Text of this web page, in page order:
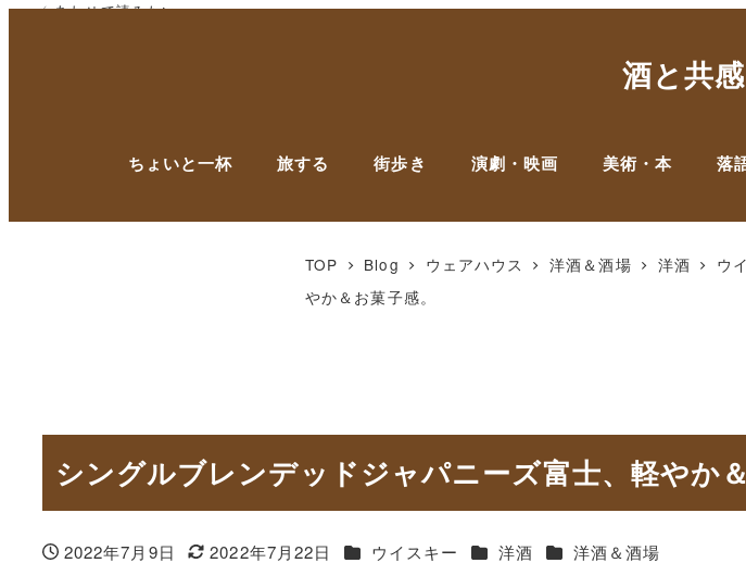
酒と共
ちょいと一杯 旅する 街歩き 演劇・映画 美術・本 落
TOP Blog ウェアハウス 洋酒＆酒場 洋酒 ウ
やか＆お菓子感。
シングルブレンデッドジャパニーズ富士、軽やか＆
2022年7月9日 2022年7月22日 カテゴリー
ウイスキー カテゴリー
洋酒 カテゴリー
洋酒＆酒場
✓ あわせて読みたい
✓ あわせて読みたい